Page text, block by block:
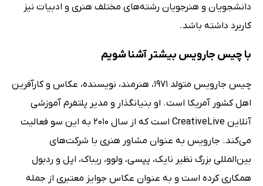
دانشجویان و هنرجویان رشته‌های مختلف هنری و ادبیات نیز
کاربرد داشته باشد.
با چیس جارویس بیشتر آشنا شویم
چیس جارویس متولد 1971، هنرمند، نویسنده، عکاس و کارآفرین
اهل کشور آمریکا است. او بنیانگذار و مدیر پلتفرم آموزشی
آنلاین CreativeLive است که از سال 2010 به این سو فعالیت
می‌کند. جارویس به عنوان مشاور هنری با شرکت‌های
بین‌المللی بزرگ نظیر نایک، پپسی، ولوو، ریباک، اپل و ردبول
همکاری کرده است و به عنوان عکاس جوایز معتبری از جمله